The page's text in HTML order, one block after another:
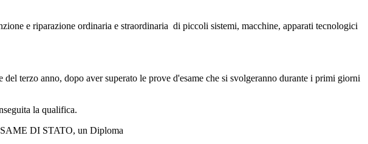
e riparazione ordinaria e straordinaria di piccoli sistemi, macchine, apparati tecnologici
terzo anno, dopo aver superato le prove d'esame che si svolgeranno durante i primi giorni
la qualifica.
DI STATO, un Diploma